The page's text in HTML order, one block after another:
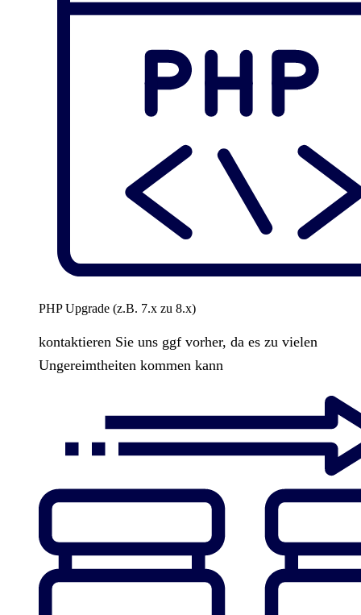
PHP Upgrade (z.B. 7.x zu 8.x)
kontaktieren Sie uns ggf vorher, da es zu vielen
Ungereimtheiten kommen kann